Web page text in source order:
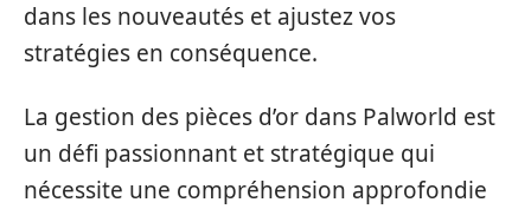
dans les nouveautés et ajustez vos
stratégies en conséquence.
La gestion des pièces d’or dans Palworld est
un défi passionnant et stratégique qui
nécessite une compréhension approfondie